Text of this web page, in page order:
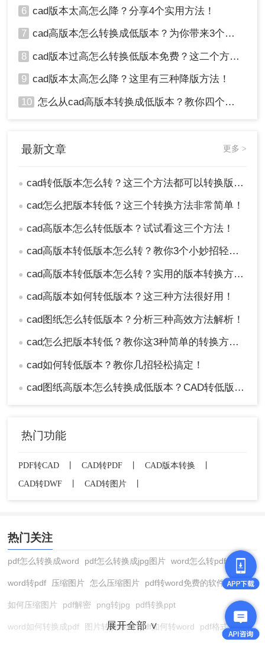
备份原文件：在进行CAD版本转换之前，建议
备份原文件以防不测情况导致文件丢失或损
坏。
检查转换结果：转换完成后，仔细检查转换后
的文件是否符合要求，确保没有丢失重要信息
或出现错误。
信赖的、有良好口碑的工具以确保文件的安全
性和准确性。
总结
以上就是cad转低版本怎么转的方法介绍了，用户可
以轻松实现CAD文件的高版本到低版本的转换，以
6 cad版本太高怎么降？分享4个实用方法！
7 cad高版本怎么转换成低版本？为你带来3个好用的方法！
8 cad版本过高怎么转换低版本免费？这二个方法了解一下！
9 cad版本太高怎么降？这里有三种降版方法！
10 怎么从cad高版本转换成低版本？教你四个小妙招轻松搞定！
最新文章 更多 >
● cad转低版本怎么转？这三个方法都可以转换版本！
● cad怎么把版本转低？这三个转换方法非常简单！
● cad高版本怎么转低版本？试试看这三个方法！
● cad高版本转低版本怎么转？教你3个小妙招轻松搞定！
● cad高版本转低版本怎么转？实用的版本转换方法来了！
● cad高版本如何转低版本？这三种方法很好用！
● cad图纸怎么转低版本？分析三种高效方法解析！
● cad怎么把版本转低？教你这3种简单的转换方法！
● cad如何转低版本？教你几招轻松搞定！
● cad图纸高版本怎么转换成低版本？CAD转低版本的两种方法
热门功能
PDF转CAD CAD转PDF CAD版本转换
CAD转DWF
CAD转图片
热门关注
pdf怎么转换成word pdf怎么转换成jpg图片 word怎么转pdf
word转pdf 压缩图片 怎么压缩图片 pdf转word免费的软件
如何压缩图片 pdf解密 png转jpg pdf转换ppt
word如何转换成pdf 图片转换格式 pdf如何转word pdf格式转换
展开全部 ∨